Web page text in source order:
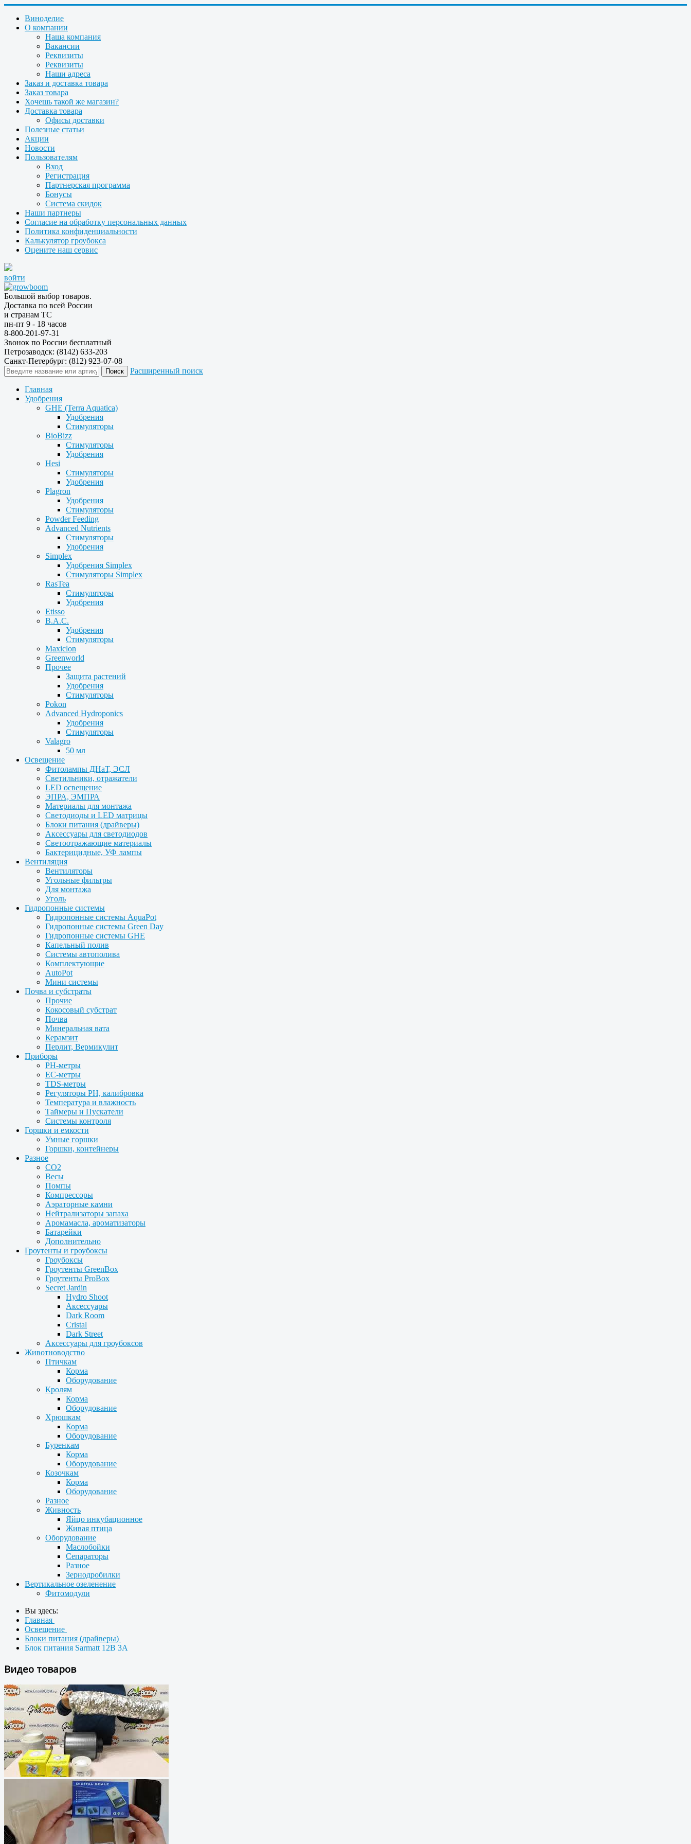
Виноделие
О компании
Наша компания
Вакансии
Реквизиты
Реквизиты
Наши адреса
Заказ и доставка товара
Заказ товара
Хочешь такой же магазин?
Доставка товара
Офисы доставки
Полезные статьи
Акции
Новости
Пользователям
Вход
Регистрация
Партнерская программа
Бонусы
Система скидок
Наши партнеры
Согласие на обработку персональных данных
Политика конфиденциальности
Калькулятор гроубокса
Оцените наш сервис
войти
Большой выбор товаров.
Доставка по всей России
и странам ТС
пн-пт 9 - 18 часов
8-800-201-97-31
Звонок по России бесплатный
Петрозаводск: (8142) 633-203
Санкт-Петербург: (812) 923-07-08
Расширенный поиск
Главная
Удобрения
GHE (Terra Aquatica)
Удобрения
Стимуляторы
BioBizz
Стимуляторы
Удобрения
Hesi
Стимуляторы
Удобрения
Plagron
Удобрения
Стимуляторы
Powder Feeding
Advanced Nutrients
Стимуляторы
Удобрения
Simplex
Удобрения Simplex
Стимуляторы Simplex
RasTea
Стимуляторы
Удобрения
Etisso
B.A.C.
Удобрения
Стимуляторы
Maxiclon
Greenworld
Прочее
Защита растений
Удобрения
Стимуляторы
Pokon
Advanced Hydroponics
Удобрения
Стимуляторы
Valagro
50 мл
Освещение
Фитолампы ДНаТ, ЭСЛ
Светильники, отражатели
LED освещение
ЭПРА, ЭМПРА
Материалы для монтажа
Светодиоды и LED матрицы
Блоки питания (драйверы)
Аксессуары для светодиодов
Светоотражающие материалы
Бактерицидные, УФ лампы
Вентиляция
Вентиляторы
Угольные фильтры
Для монтажа
Уголь
Гидропонные системы
Гидропонные системы AquaPot
Гидропонные системы Green Day
Гидропонные системы GHE
Капельный полив
Системы автополива
Комплектующие
AutoPot
Мини системы
Почва и субстраты
Прочие
Кокосовый субстрат
Почва
Минеральная вата
Керамзит
Перлит, Вермикулит
Приборы
PH-метры
EC-метры
TDS-метры
Регуляторы PH, калибровка
Температура и влажность
Таймеры и Пускатели
Системы контроля
Горшки и емкости
Умные горшки
Горшки, контейнеры
Разное
CO2
Весы
Помпы
Компрессоры
Аэраторные камни
Нейтрализаторы запаха
Аромамасла, ароматизаторы
Батарейки
Дополнительно
Гроутенты и гроубоксы
Гроубоксы
Гроутенты GreenBox
Гроутенты ProBox
Secret Jardin
Hydro Shoot
Аксессуары
Dark Room
Cristal
Dark Street
Аксессуары для гроубоксов
Животноводство
Птичкам
Корма
Оборудование
Кролям
Корма
Оборудование
Хрюшкам
Корма
Оборудование
Буренкам
Корма
Оборудование
Козочкам
Корма
Оборудование
Разное
Живность
Яйцо инкубационное
Живая птица
Оборудование
Маслобойки
Сепараторы
Разное
Зернодробилки
Вертикальное озеленение
Фитомодули
Вы здесь:
Главная
Освещение
Блоки питания (драйверы)
Блок питания Sarmatt 12В 3А
Видео товаров